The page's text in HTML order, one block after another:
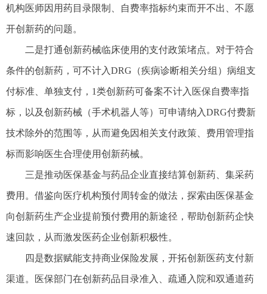
机构医师因用药目录限制、自费率指标约束而开不出、不愿
开创新药的问题。
二是打通创新药械临床使用的支付政策堵点。对于符合
条件的创新药，可不计入DRG（疾病诊断相关分组）病组支
付标准、单独支付，1类创新药可备案不计入医保自费率指
标，以及创新药械（手术机器人等）可申请纳入DRG付费新
技术除外的范围等，从而避免因相关支付政策、费用管理指
标而影响医生合理使用创新药械。
三是推动医保基金与药品企业直接结算创新药、集采药
费用。借鉴向医疗机构预付周转金的做法，探索由医保基金
向创新药生产企业提前预付费用的新途径，帮助创新药企快
速回款，从而激发医药企业创新积极性。
四是数据赋能支持商业保险发展，开拓创新医药支付新
渠道。医保部门在创新药品目录准入、疏通入院和双通道药